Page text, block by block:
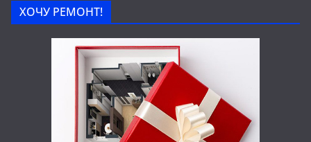
ХОЧУ РЕМОНТ!